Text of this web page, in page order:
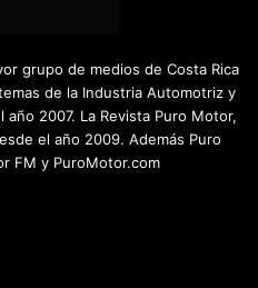
grupo de medios de Costa Rica
de la Industria Automotriz y
2007. La Revista Puro Motor,
el año 2009. Además Puro
FM y PuroMotor.com